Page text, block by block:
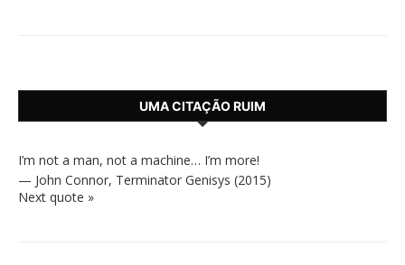
UMA CITAÇÃO RUIM
I’m not a man, not a machine… I’m more!
— John Connor, Terminator Genisys (2015)
Next quote »